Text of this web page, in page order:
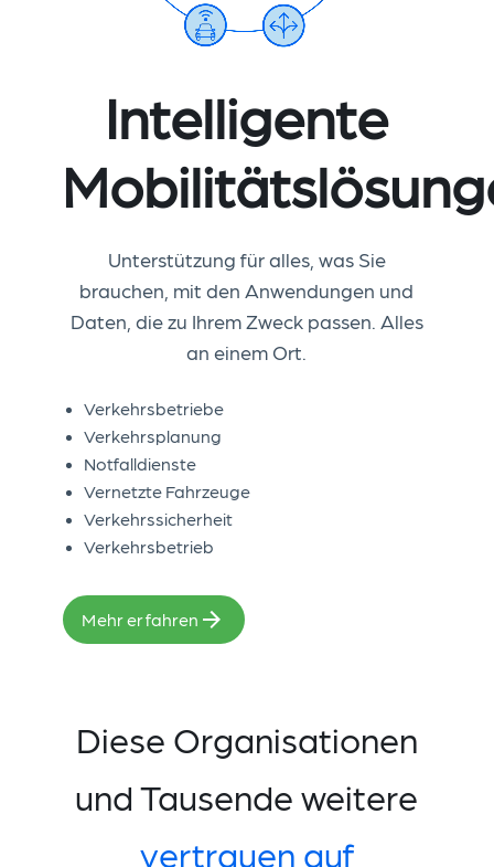
Intelligente
Unterstützung für alles, was Sie
brauchen, mit den Anwendungen und
Daten, die zu Ihrem Zweck passen. Alles
an einem Ort.
Verkehrsbetriebe
Verkehrsplanung
Notfalldienste
Vernetzte Fahrzeuge
Verkehrssicherheit
Verkehrsbetrieb
Mehr erfahren
Diese Organisationen
und Tausende weitere
vertrauen auf